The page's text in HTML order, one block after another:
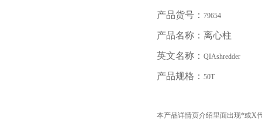
产品货号： 79654
产品名称：离心柱
英文名称： QIAshredder
产品规格： 50T
本产品详情页介绍里面出现*或X